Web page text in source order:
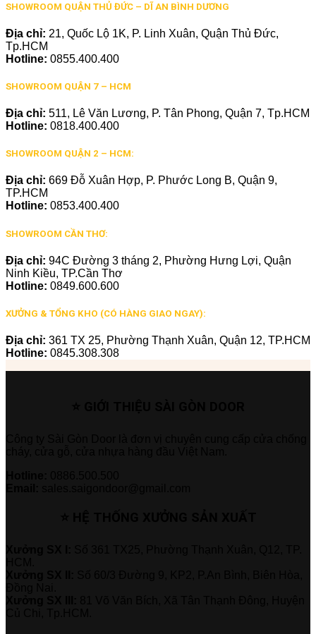
SHOWROOM QUẬN THỦ ĐỨC – DĨ AN BÌNH DƯƠNG
Địa chỉ: 21, Quốc Lộ 1K, P. Linh Xuân, Quận Thủ Đức,
Tp.HCM
Hotline: 0855.400.400
SHOWROOM QUẬN 7 – HCM
Địa chỉ: 511, Lê Văn Lương, P. Tân Phong, Quận 7, Tp.HCM
Hotline: 0818.400.400
SHOWROOM QUẬN 2 – HCM:
Địa chỉ: 669 Đỗ Xuân Hợp, P. Phước Long B, Quận 9,
TP.HCM
Hotline: 0853.400.400
SHOWROOM CẦN THƠ:
Địa chỉ: 94C Đường 3 tháng 2, Phường Hưng Lợi, Quận
Ninh Kiều, TP.Cần Thơ
Hotline: 0849.600.600
XƯỞNG & TỔNG KHO (CÓ HÀNG GIAO NGAY):
Địa chỉ: 361 TX 25, Phường Thạnh Xuân, Quận 12, TP.HCM
Hotline: 0845.308.308